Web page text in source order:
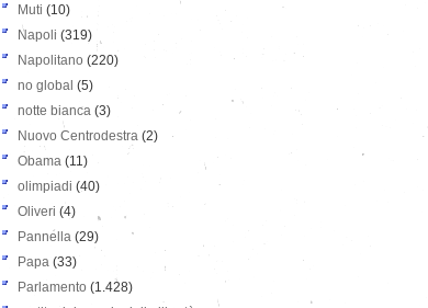
Muti (10)
Napoli (319)
Napolitano (220)
no global (5)
notte bianca (3)
Nuovo Centrodestra (2)
Obama (11)
olimpiadi (40)
Oliveri (4)
Pannella (29)
Papa (33)
Parlamento (1.428)